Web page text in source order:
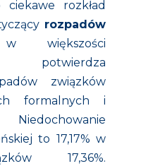
ciekawe rozkład
rozpadów
w większości
potwierdza
związków
formalnych i
Niedochowanie
to 17,17% w
17,36%.